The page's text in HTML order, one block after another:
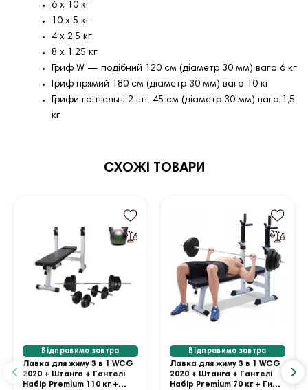
6 x 10 кг
10 x 5 кг
4 x 2,5 кг
8 x 1,25 кг
Гриф W — подібний 120 см (діаметр 30 мм) вага 6 кг
Гриф прямий 180 см (діаметр 30 мм) вага 10 кг
Грифи гантельні 2 шт. 45 см (діаметр 30 мм) вага 1,5
кг
СХОЖІ ТОВАРИ
Відправимо завтра
Лавка для жиму 3 в 1 WCG
2020 + Штанга + Гантелі
Набір Premium 110 кг +
Відправимо завтра
Лавка для жиму 3 в 1 WCG
2020 + Штанга + Гантелі
Набір Premium 70 кг + Гиря